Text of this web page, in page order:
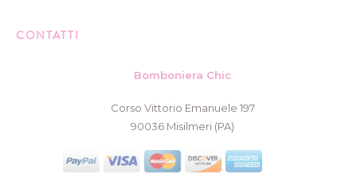
CONTATTI
Bomboniera Chic
Corso Vittorio Emanuele 197
90036 Misilmeri (PA)